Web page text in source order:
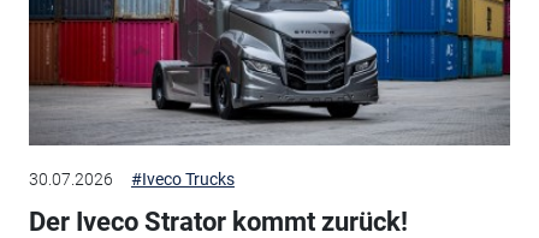
30.07.2026 #Iveco Trucks
Der Iveco Strator kommt zurück!